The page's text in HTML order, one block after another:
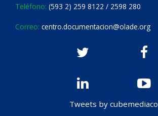
Teléfono: (593 2) 259 8122 / 2598 280
Correo: centro.documentacion@olade.org
Tweets by cubemediaco